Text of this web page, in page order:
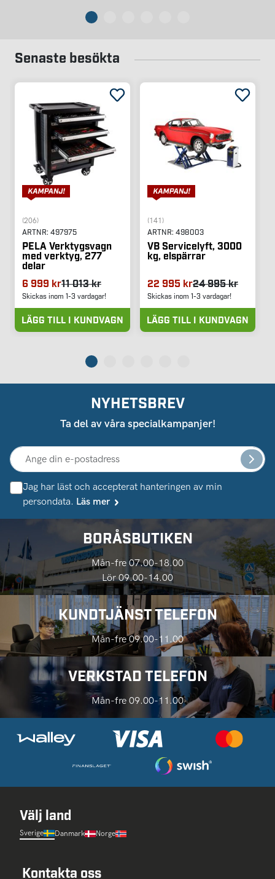
Senaste besökta
(206)
ARTNR: 497975
PELA Verktygsvagn
med verktyg, 277
delar
6 999 kr11 013 kr
Skickas inom 1-3 vardagar!
LÄGG TILL I KUNDVAGN
(141)
ARTNR: 498003
VB Servicelyft, 3000
kg, elspärrar
22 995 kr24 995 kr
Skickas inom 1-3 vardagar!
LÄGG TILL I KUNDVAGN
NYHETSBREV
Ta del av våra specialkampanjer!
Jag har läst och accepterat hanteringen av min
persondata. Läs mer
BORÅSBUTIKEN
Mån-fre 07.00-18.00
Lör 09.00-14.00
KUNDTJÄNST TELEFON
Mån-fre 09.00-11.00
VERKSTAD TELEFON
Mån-fre 09.00-11.00
Välj land
Sverige Danmark Norge
Kontakta oss